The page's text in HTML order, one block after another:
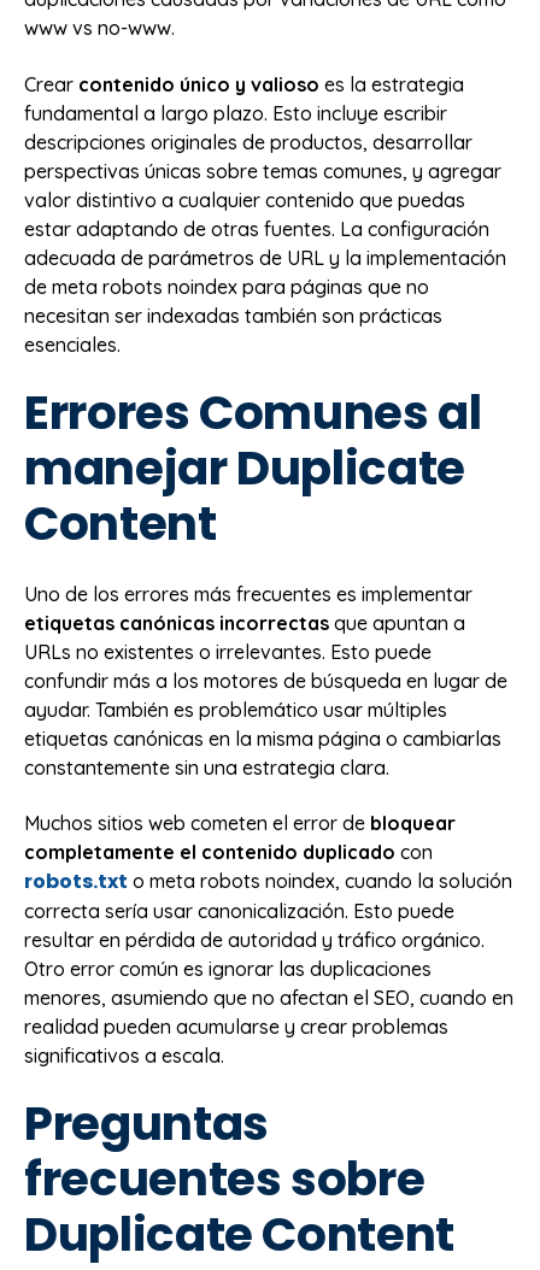
www vs no-www.
Crear contenido único y valioso es la estrategia
fundamental a largo plazo. Esto incluye escribir
descripciones originales de productos, desarrollar
perspectivas únicas sobre temas comunes, y agregar
valor distintivo a cualquier contenido que puedas
estar adaptando de otras fuentes. La configuración
adecuada de parámetros de URL y la implementación
de meta robots noindex para páginas que no
necesitan ser indexadas también son prácticas
esenciales.
Errores Comunes al
manejar Duplicate
Content
Uno de los errores más frecuentes es implementar
etiquetas canónicas incorrectas que apuntan a
URLs no existentes o irrelevantes. Esto puede
confundir más a los motores de búsqueda en lugar de
ayudar. También es problemático usar múltiples
etiquetas canónicas en la misma página o cambiarlas
constantemente sin una estrategia clara.
Muchos sitios web cometen el error de bloquear
completamente el contenido duplicado con
robots.txt o meta robots noindex, cuando la solución
correcta sería usar canonicalización. Esto puede
resultar en pérdida de autoridad y tráfico orgánico.
Otro error común es ignorar las duplicaciones
menores, asumiendo que no afectan el SEO, cuando en
realidad pueden acumularse y crear problemas
significativos a escala.
Preguntas
frecuentes sobre
Duplicate Content